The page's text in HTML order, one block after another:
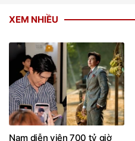
XEM NHIỀU
Nam diễn viên 700 tỷ giờ